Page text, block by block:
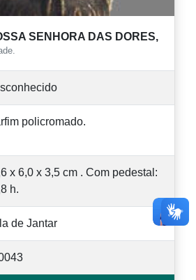
SENHORA DAS DORES,
policromado.
x 6,0 x 3,5 cm . Com pedestal:
h.
de Jantar